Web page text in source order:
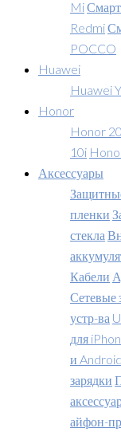
Mi
Redmi
POCCO
Huawei
Huawei Y
Honor
Honor
10i
Аксессуары
пленки
стекла
Кабели
Сетевые
устр-ва
для
и Android
зарядки
айфон-